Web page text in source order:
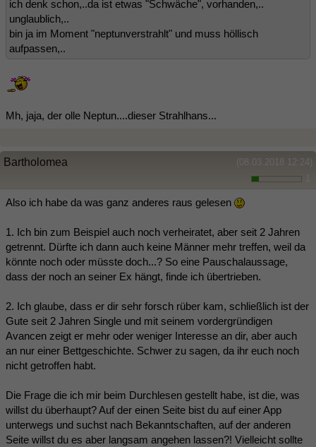
ich denk schon,..da ist etwas "Schwäche", vorhanden,..
unglaublich,..
bin ja im Moment "neptunverstrahlt" und muss höllisch
aufpassen,..
Mh, jaja, der olle Neptun....dieser Strahlhans...
(08.03.2018 12:24)
Bartholomea
Also ich habe da was ganz anderes raus gelesen
1. Ich bin zum Beispiel auch noch verheiratet, aber seit 2 Jahren
getrennt. Dürfte ich dann auch keine Männer mehr treffen, weil da
könnte noch oder müsste doch...? So eine Pauschalaussage,
dass der noch an seiner Ex hängt, finde ich übertrieben.
2. Ich glaube, dass er dir sehr forsch rüber kam, schließlich ist der
Gute seit 2 Jahren Single und mit seinem vordergründigen
Avancen zeigt er mehr oder weniger Interesse an dir, aber auch
an nur einer Bettgeschichte. Schwer zu sagen, da ihr euch noch
nicht getroffen habt.
Die Frage die ich mir beim Durchlesen gestellt habe, ist die, was
willst du überhaupt? Auf der einen Seite bist du auf einer App
unterwegs und suchst nach Bekanntschaften, auf der anderen
Seite willst du es aber langsam angehen lassen?! Vielleicht sollte